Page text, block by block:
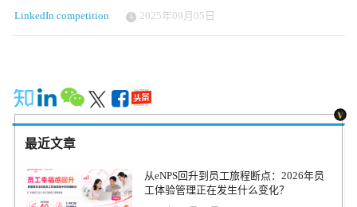
OpenAI Academy 推出 AI 流利度认证，计划到 2030 年与沃尔玛合
作，为 1000 万美国人颁发认证。 美西时间2025年9月4日，OpenAI
再次将自己推向了公共议程的中心。这一次，它不仅在人工智能模
式推出 OpenAI Jobs Platform，一个由人工智能驱动的招聘与人才匹
配平台。这一产品直接把 OpenAI 推向了与 LinkedIn 的正面竞争：
后者是全球最具影响力的职业社交与招聘平台，由微软全资拥有，
而微软恰恰也是 OpenAI 的最大资金支持者。 “AI招聘”的新赌注
OpenAI 应用业务 CEO Fidji Simo 在博客中直言：“我们将用 AI 来帮
助找到企业真正需要、人才真正能够提供的契合点。” Jobs Platform
不仅服务大型企业，还将开设专门轨道，支持中小企业与地方政府
寻找合适的 AI 人才。这一定位显然是对 LinkedIn 的差异化突破，
LinkedIn competition 2025年09月05日
最近文章
从eNPS回升到员工旅程断点：2026年员
工体验管理正在发生什么变化？